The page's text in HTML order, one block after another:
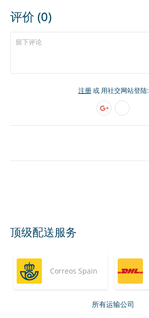
评价 (0)
注册或 用社交网站登陆:
顶级配送服务
Correos Spain
所有运输公司